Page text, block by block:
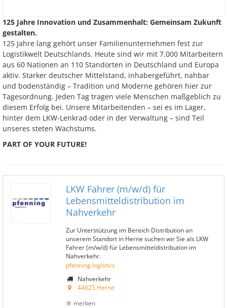
125 Jahre Innovation und Zusammenhalt: Gemeinsam Zukunft
gestalten.
125 Jahre lang gehört unser Familienunternehmen fest zur
Logistikwelt Deutschlands. Heute sind wir mit 7.000 Mitarbeitern
aus 60 Nationen an 110 Standorten in Deutschland und Europa
aktiv. Starker deutscher Mittelstand, inhabergeführt, nahbar
und bodenständig – Tradition und Moderne gehören hier zur
Tagesordnung. Jeden Tag tragen viele Menschen maßgeblich zu
diesem Erfolg bei. Unsere Mitarbeitenden – sei es im Lager,
hinter dem LKW-Lenkrad oder in der Verwaltung – sind Teil
unseres steten Wachstums.
PART OF YOUR FUTURE!
LKW Fahrer (m/w/d) für
Lebensmitteldistribution im
Nahverkehr
Zur Unterstützung im Bereich Distribution an
unserem Standort in Herne suchen wir Sie als LKW
Fahrer (m/w/d) für Lebensmitteldistribution im
Nahverkehr.
pfenning logistics
Nahverkehr
44625 Herne
merken